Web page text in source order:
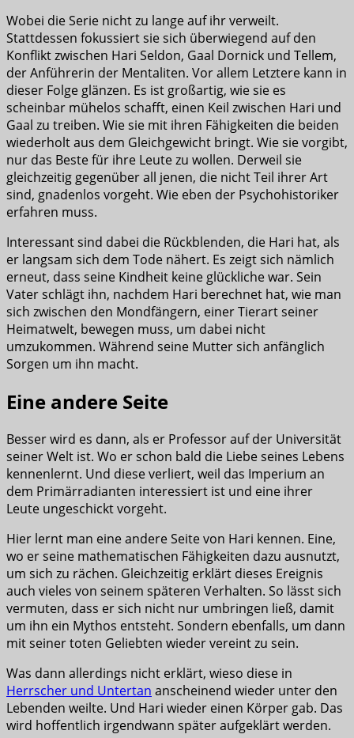
Wobei die Serie nicht zu lange auf ihr verweilt.
Stattdessen fokussiert sie sich überwiegend auf den
Konflikt zwischen Hari Seldon, Gaal Dornick und Tellem,
der Anführerin der Mentaliten. Vor allem Letztere kann in
dieser Folge glänzen. Es ist großartig, wie sie es
scheinbar mühelos schafft, einen Keil zwischen Hari und
Gaal zu treiben. Wie sie mit ihren Fähigkeiten die beiden
wiederholt aus dem Gleichgewicht bringt. Wie sie vorgibt,
nur das Beste für ihre Leute zu wollen. Derweil sie
gleichzeitig gegenüber all jenen, die nicht Teil ihrer Art
sind, gnadenlos vorgeht. Wie eben der Psychohistoriker
erfahren muss.
Interessant sind dabei die Rückblenden, die Hari hat, als
er langsam sich dem Tode nähert. Es zeigt sich nämlich
erneut, dass seine Kindheit keine glückliche war. Sein
Vater schlägt ihn, nachdem Hari berechnet hat, wie man
sich zwischen den Mondfängern, einer Tierart seiner
Heimatwelt, bewegen muss, um dabei nicht
umzukommen. Während seine Mutter sich anfänglich
Sorgen um ihn macht.
Eine andere Seite
Besser wird es dann, als er Professor auf der Universität
seiner Welt ist. Wo er schon bald die Liebe seines Lebens
kennenlernt. Und diese verliert, weil das Imperium an
dem Primärradianten interessiert ist und eine ihrer
Leute ungeschickt vorgeht.
Hier lernt man eine andere Seite von Hari kennen. Eine,
wo er seine mathematischen Fähigkeiten dazu ausnutzt,
um sich zu rächen. Gleichzeitig erklärt dieses Ereignis
auch vieles von seinem späteren Verhalten. So lässt sich
vermuten, dass er sich nicht nur umbringen ließ, damit
um ihn ein Mythos entsteht. Sondern ebenfalls, um dann
mit seiner toten Geliebten wieder vereint zu sein.
Was dann allerdings nicht erklärt, wieso diese in
Herrscher und Untertan anscheinend wieder unter den
Lebenden weilte. Und Hari wieder einen Körper gab. Das
wird hoffentlich irgendwann später aufgeklärt werden.